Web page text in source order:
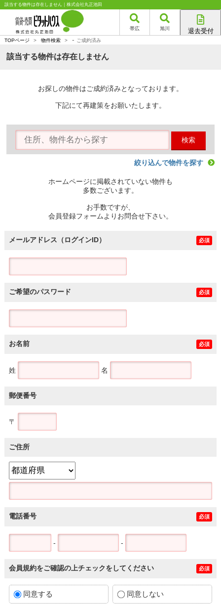
該当する物件は存在しません｜株式会社丸正池田
帯広 旭川 退去受付
TOPページ > 物件検索 > - ご成約済み
該当する物件は存在しません
お探しの物件はご成約済みとなっております。
下記にて再建策をお願いたします。
検索
絞り込んで物件を探す
ホームページに掲載されていない物件も
多数ございます。
お手数ですが、
会員登録フォームよりお問合せ下さい。
メールアドレス（ログインID） 必須
ご希望のパスワード 必須
お名前 必須
姓 名
郵便番号
〒
ご住所
電話番号 必須
- -
会員規約をご確認の上チェックをしてください 必須
同意する 同意しない